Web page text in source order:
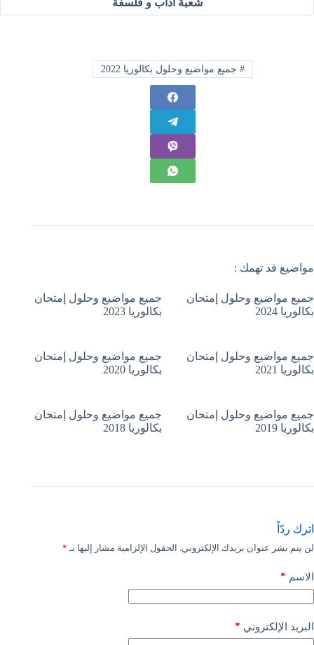
# جميع مواضيع وحلول بكالوريا 2022
مواضيع قد تهمك :
جميع مواضيع وحلول إمتحان
بكالوريا 2024
جميع مواضيع وحلول إمتحان
بكالوريا 2023
جميع مواضيع وحلول إمتحان
بكالوريا 2021
جميع مواضيع وحلول إمتحان
بكالوريا 2020
جميع مواضيع وحلول إمتحان
بكالوريا 2019
جميع مواضيع وحلول إمتحان
بكالوريا 2018
اترك ردّاً
لن يتم نشر عنوان بريدك الإلكتروني. الحقول الإلزامية مشار إليها بـ *
الاسم *
البريد الإلكتروني *